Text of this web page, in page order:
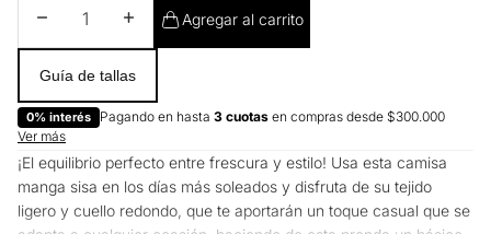
Disminuir cantidadAumentar cantidad
Agregar al carrito
Guía de tallas
0% interés Pagando en hasta 3 cuotas en compras desde $300.000
Ver más
¡El equilibrio perfecto entre frescura y estilo! Usa esta camisa
manga sisa en los días más soleados y disfruta de su tejido
ligero y cuello redondo, que te aportarán un toque casual que se